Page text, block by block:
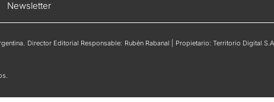
Newsletter
Director Editorial Responsable: Rubén Rabanal | Propietario: Territorio Digital